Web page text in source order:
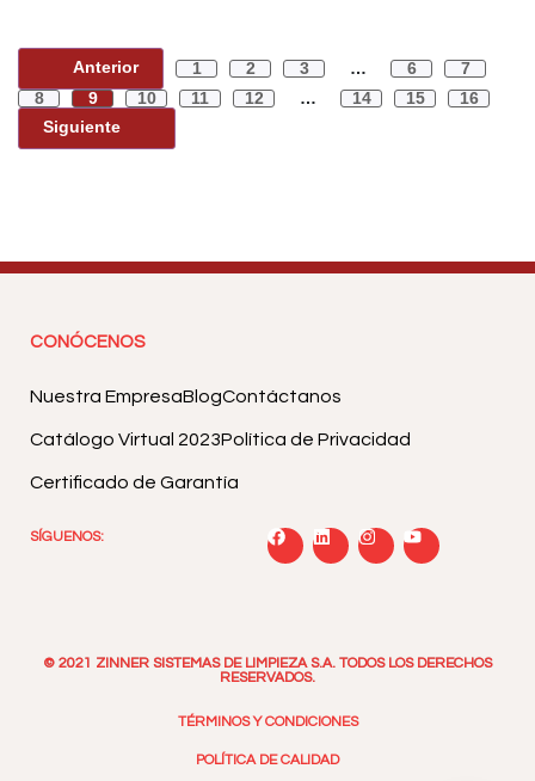
Anterior 1 2 3 … 6
7
8
9 10 11 12 … 14 15
16
Siguiente
CONÓCENOS
Nuestra EmpresaBlogContáctanos
Catálogo Virtual 2023Política de Privacidad
Certificado de Garantía
SÍGUENOS:
© 2021 ZINNER SISTEMAS DE LIMPIEZA S.A. TODOS LOS DERECHOS
RESERVADOS.
TÉRMINOS Y CONDICIONES
POLÍTICA DE CALIDAD